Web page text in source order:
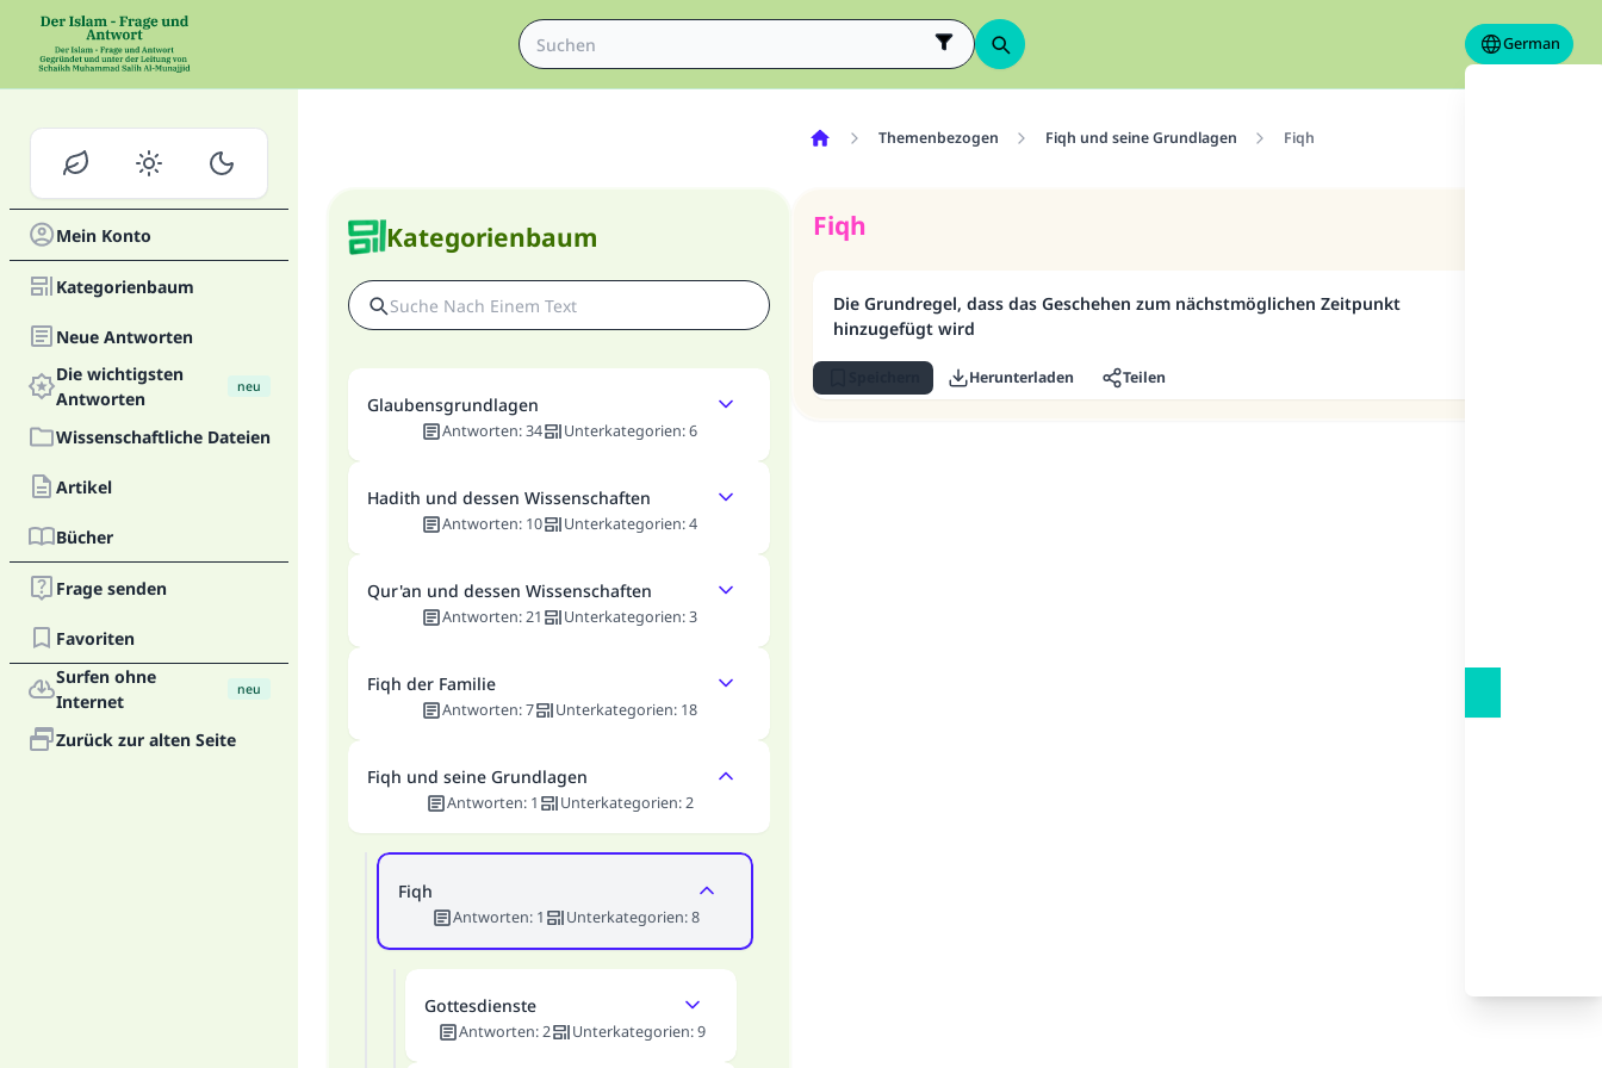
German
Mein Konto
Kategorienbaum
Neue Antworten
Die wichtigsten
Antworten
neu
Wissenschaftliche Dateien
Artikel
Bücher
Frage senden
Favoriten
Surfen ohne
Internet
neu
Zurück zur alten Seite
Kategorienbaum
Glaubensgrundlagen
Antworten:34 Unterkategorien:6
Hadith und dessen Wissenschaften
Antworten: 10 Unterkategorien:4
Qur'an und dessen Wissenschaften
Antworten:21 Unterkategorien:3
Fiqh der Familie
Antworten:7 Unterkategorien: 18
Fiqh und seine Grundlagen
Antworten: 1 Unterkategorien: 2
Fiqh
Antworten: 1 Unterkategorien: 8
Gottesdienste
Antworten:2 Unterkategorien: 9
Themenbezogen Fiqh und seine Grundlagen Fiqh
Fiqh
Die Grundregel, dass das Geschehen zum nächstmöglichen Zeitpunkt
hinzugefügt wird
Herunterladen Teilen